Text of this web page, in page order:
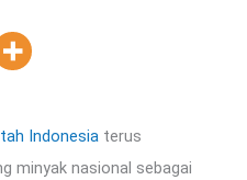
Indonesia terus
minyak nasional sebagai